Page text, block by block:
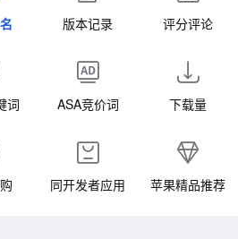
版本记录 评分评论
词 ASA竞价词 下载量
同开发者应用 苹果精品推荐